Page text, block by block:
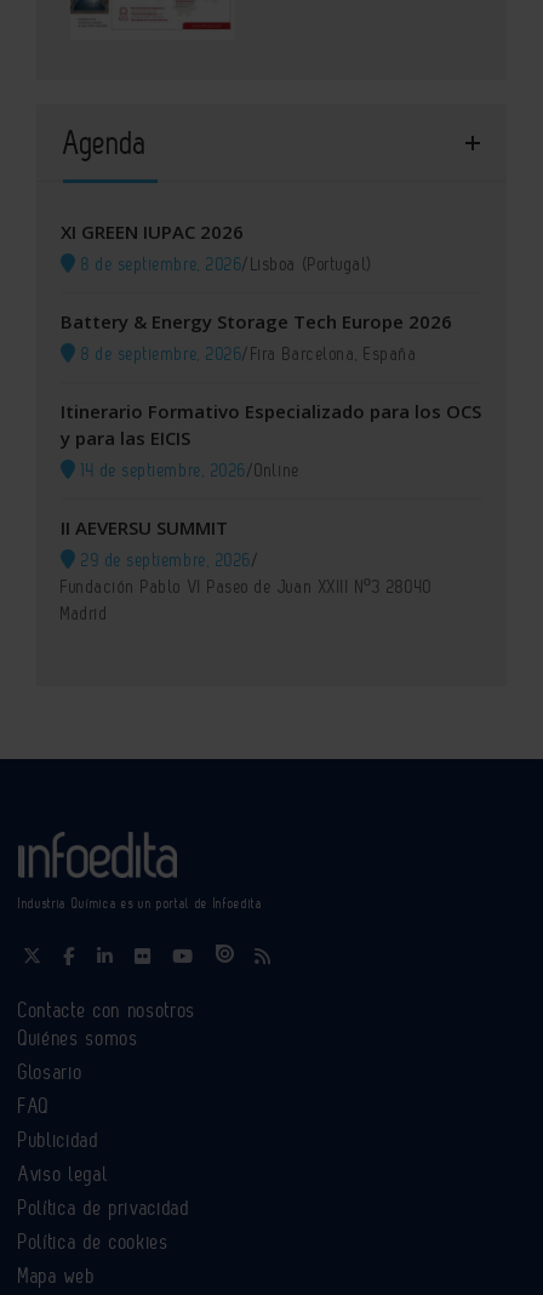
Agenda
XI GREEN IUPAC 2026
8 de septiembre, 2026/Lisboa (Portugal)
Battery & Energy Storage Tech Europe 2026
8 de septiembre, 2026/Fira Barcelona, España
Itinerario Formativo Especializado para los OCS
y para las EICIS
14 de septiembre, 2026/Online
II AEVERSU SUMMIT
29 de septiembre, 2026/
Fundación Pablo VI Paseo de Juan XXIII Nº3 28040
Madrid
Industria Química es un portal de Infoedita
Contacte con nosotros
Quiénes somos
Glosario
FAQ
Publicidad
Aviso legal
Política de privacidad
Política de cookies
Mapa web